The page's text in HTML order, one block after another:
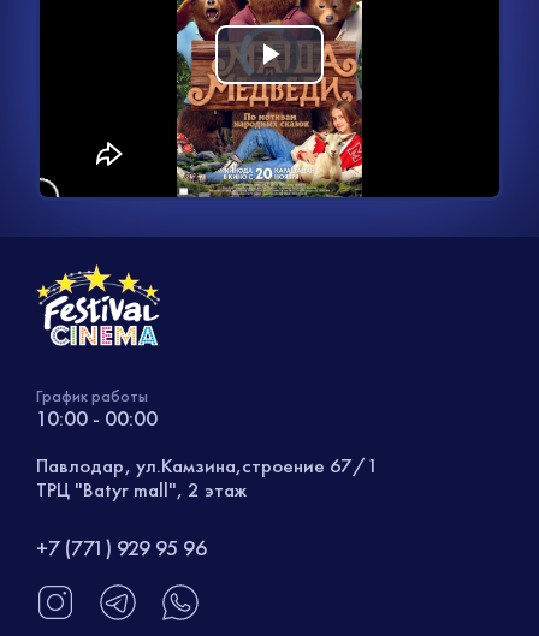
Видеоплеер
загружается.
Воспроизвести
видео
График работы
10:00 - 00:00
Павлодар, ул.Камзина,строение 67/1
ТРЦ "Batyr mall", 2 этаж
+7 (771) 929 95 96